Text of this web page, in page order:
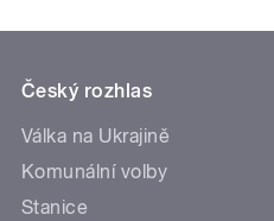
Český rozhlas
Válka na Ukrajině
Komunální volby
Stanice